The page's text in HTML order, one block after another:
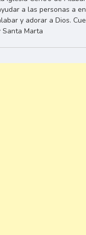
a las personas a
y adorar a Dios.
Santa Marta